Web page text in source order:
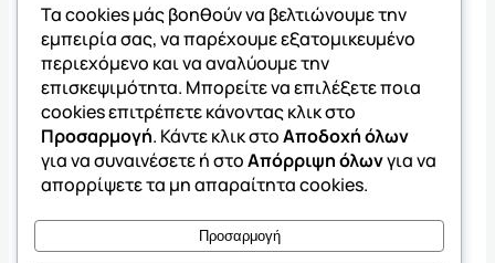
Τα cookies μάς βοηθούν να βελτιώνουμε την
εμπειρία σας, να παρέχουμε εξατομικευμένο
περιεχόμενο και να αναλύουμε την
επισκεψιμότητα. Μπορείτε να επιλέξετε ποια
cookies επιτρέπετε κάνοντας κλικ στο
Προσαρμογή. Κάντε κλικ στοΑποδοχή όλων
για να συναινέσετε ή στοΑπόρριψη όλωνγια να
απορρίψετε τα μη απαραίτητα cookies.
Προσαρμογή